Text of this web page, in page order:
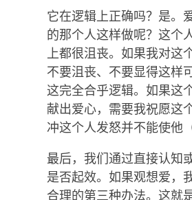
它在逻辑上正确吗？是。
的那个人这样做呢？这个
上都很沮丧。如果我对这
不要沮丧、不要显得这样
这完全合乎逻辑。如果这
献出爱心，需要我祝愿这
冲这个人发怒并不能使他
最后，我们通过直接认知
是否起效。如果观想爱，
合理的第三种办法。这就